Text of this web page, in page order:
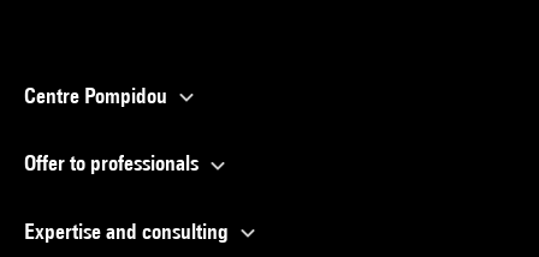
Centre Pompidou
Offer to professionals
Expertise and consulting